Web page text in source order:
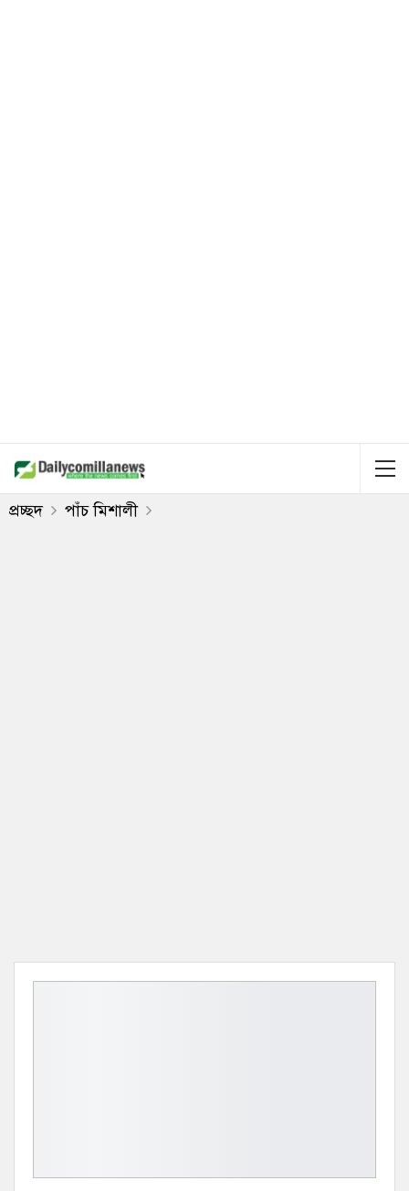
প্রচ্ছদ পাঁচ মিশালী